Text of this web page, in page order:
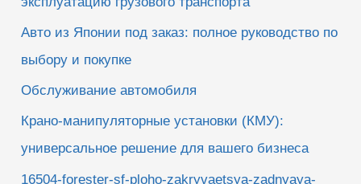
Авто из Японии под заказ: полное руководство по
выбору и покупке
Обслуживание автомобиля
Крано-манипуляторные установки (КМУ):
универсальное решение для вашего бизнеса
16504-forester-sf-ploho-zakryvaetsya-zadnyaya-